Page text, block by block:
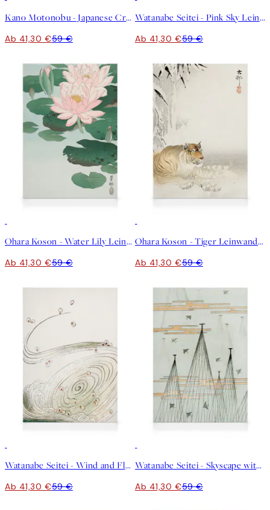
Kano Motonobu - Japanese Crane Leinwandbild
Ab 41,30 €59 €
Watanabe Seitei - Pink Sky Leinwandbild
Ab 41,30 €59 €
Ohara Koson - Water Lily Leinwandbild
Ab 41,30 €59 €
Ohara Koson - Tiger Leinwandbild
Ab 41,30 €59 €
Watanabe Seitei - Wind and Flower Leinwandbild
Ab 41,30 €59 €
Watanabe Seitei - Skyscape with Birds Flying Leinwandbild
Ab 41,30 €59 €